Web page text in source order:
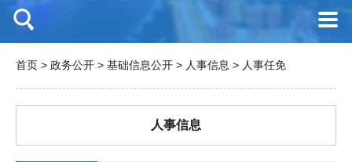
首页 > 政务公开 > 基础信息公开 > 人事信息 > 人事任免
人事信息